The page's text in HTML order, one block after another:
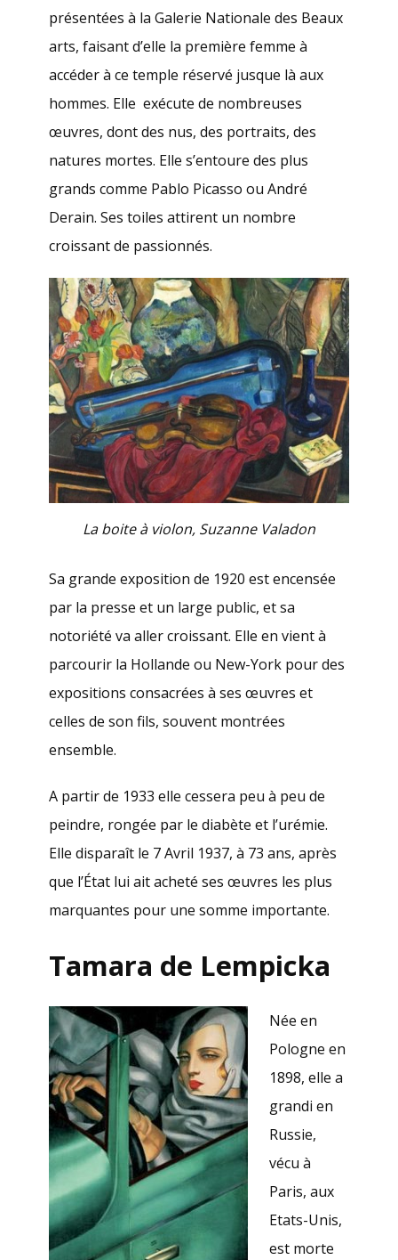
présentées à la Galerie Nationale des Beaux
arts, faisant d’elle la première femme à
accéder à ce temple réservé jusque là aux
hommes. Elle exécute de nombreuses
œuvres, dont des nus, des portraits, des
natures mortes. Elle s’entoure des plus
grands comme Pablo Picasso ou André
Derain. Ses toiles attirent un nombre
croissant de passionnés.
La boite à violon, Suzanne Valadon
Sa grande exposition de 1920 est encensée
par la presse et un large public, et sa
notoriété va aller croissant. Elle en vient à
parcourir la Hollande ou New-York pour des
expositions consacrées à ses œuvres et
celles de son fils, souvent montrées
ensemble.
A partir de 1933 elle cessera peu à peu de
peindre, rongée par le diabète et l’urémie.
Elle disparaît le 7 Avril 1937, à 73 ans, après
que l’État lui ait acheté ses œuvres les plus
marquantes pour une somme importante.
Tamara de Lempicka
Née en
Pologne en
1898, elle a
grandi en
Russie,
vécu à
Paris, aux
Etats-Unis,
est morte